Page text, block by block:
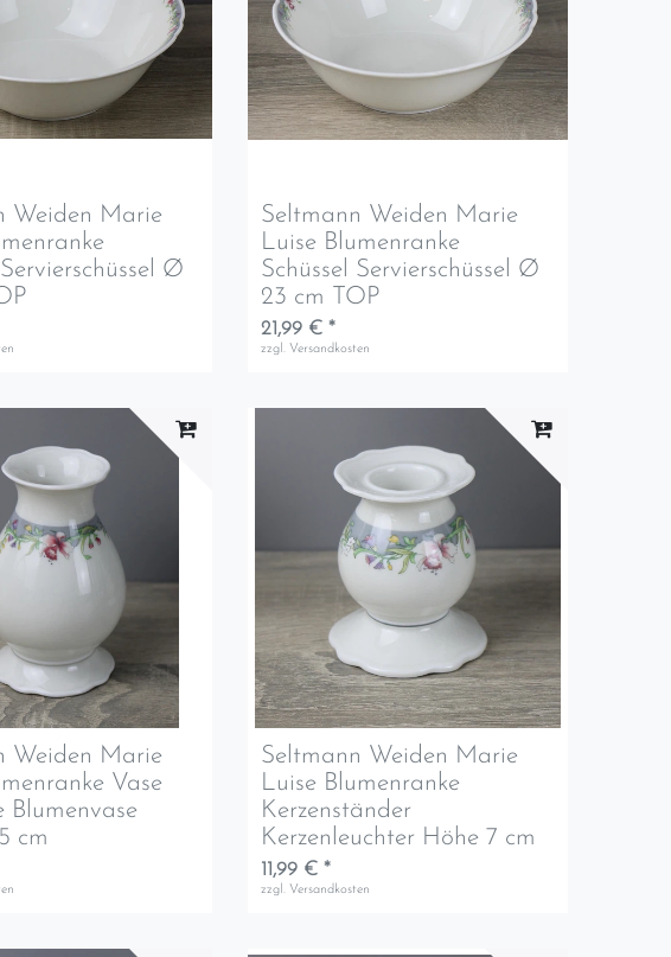
Weiden Marie
Ø
Seltmann Weiden Marie
Luise Blumenranke
Schüssel Servierschüssel Ø
23 cm TOP
21,99 € *
zzgl. Versandkosten
Weiden Marie
Vase
Blumenvase
cm
Seltmann Weiden Marie
Luise Blumenranke
Kerzenständer
Kerzenleuchter Höhe 7 cm
11,99 € *
zzgl. Versandkosten